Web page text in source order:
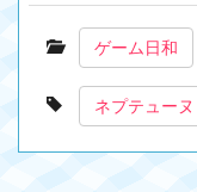
ゲーム日和
ネプテューヌ